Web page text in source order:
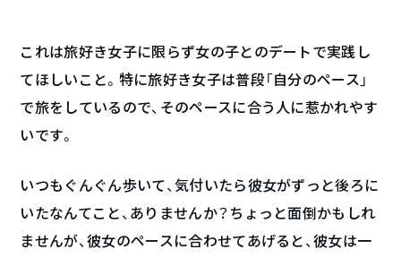
これは旅好き女子に限らず女の子とのデートで実践し
てほしいこと。特に旅好き女子は普段「自分のペース」
で旅をしているので、そのペースに合う人に惹かれやす
いです。
いつもぐんぐん歩いて、気付いたら彼女がずっと後ろに
いたなんてこと、ありませんか？ちょっと面倒かもしれ
ませんが、彼女のペースに合わせてあげると、彼女は一